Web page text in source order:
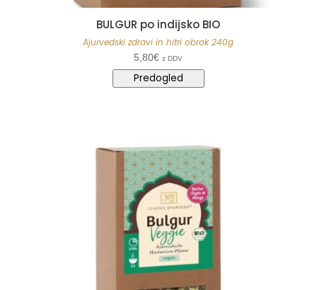
BULGUR po indijsko BIO
Ajurvedski zdravi in hitri obrok 240g
5,80€ z DDV
Predogled